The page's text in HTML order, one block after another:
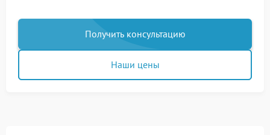
Получить консультацию
Наши цены